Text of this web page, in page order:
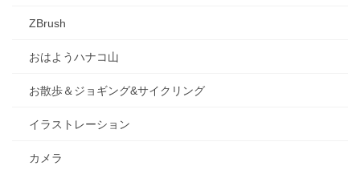
ZBrush
おはようハナコ山
お散歩＆ジョギング&サイクリング
イラストレーション
カメラ